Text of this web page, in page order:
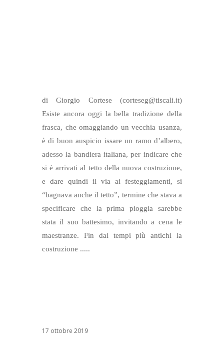
di Giorgio Cortese (corteseg@tiscali.it)
Esiste ancora oggi la bella tradizione della
frasca, che omaggiando un vecchia usanza,
è di buon auspicio issare un ramo d’albero,
adesso la bandiera italiana, per indicare che
si è arrivati al tetto della nuova costruzione,
e dare quindi il via ai festeggiamenti, si
“bagnava anche il tetto”, termine che stava a
specificare che la prima pioggia sarebbe
stata il suo battesimo, invitando a cena le
maestranze. Fin dai tempi più antichi la
costruzione .....
17 ottobre 2019